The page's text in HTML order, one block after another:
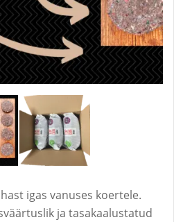
igas vanuses koertele.
ja tasakaalustatud